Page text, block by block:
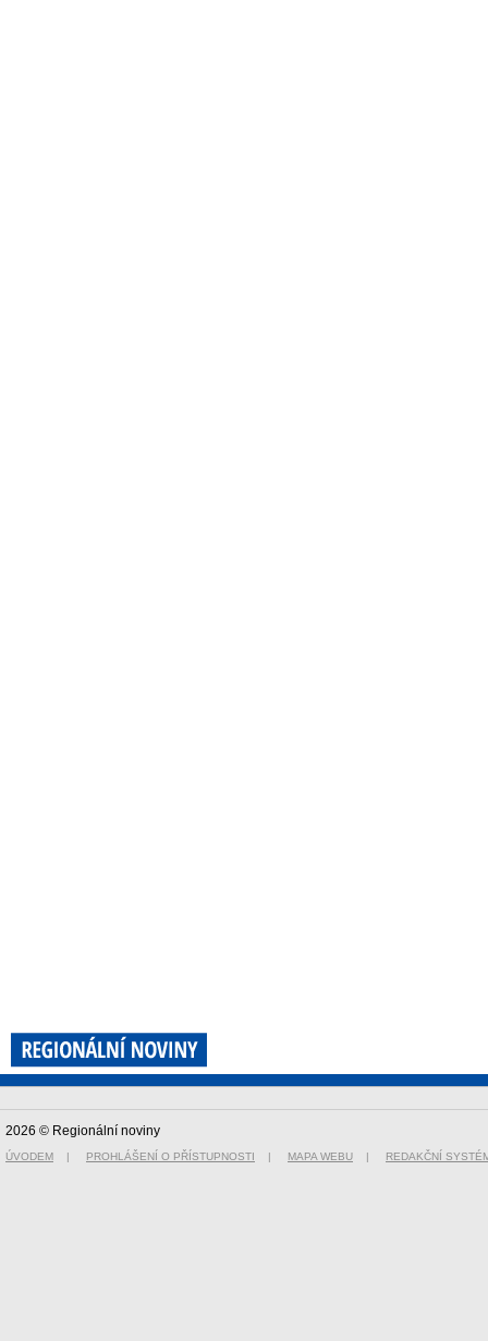
2026 © Regionální noviny
ÚVODEM | PROHLÁŠENÍ O PŘÍSTUPNOSTI | MAPA WEBU | REDAKČNÍ